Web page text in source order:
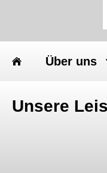
Über uns
Unsere